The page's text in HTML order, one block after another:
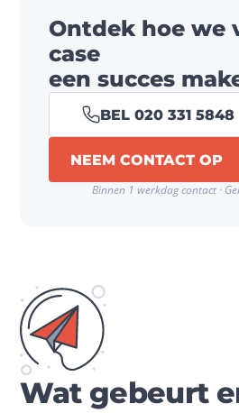
Ontdek hoe we
case
een succes
BEL 020 331 5848
NEEM CONTACT OP
Binnen 1 werkdag contact ·
Wat gebeurt